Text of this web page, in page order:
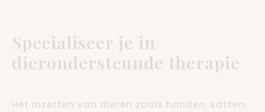
Specialiseer je in
dierondersteunde therapie
Het inzetten van dieren zoals honden, katten,